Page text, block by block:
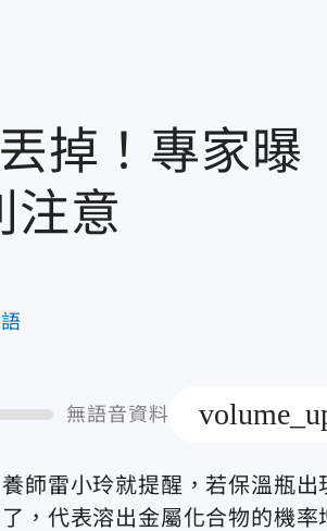
掉！專家曝
注意
無語音資料
師雷小玲就提醒，若保溫瓶出
，代表溶出金屬化合物的機率